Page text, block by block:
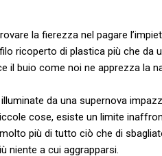
la fierezza nel pagare
ricoperto di plastica più che da
il buio come noi ne apprezza la
da una supernova
cose, esiste un limite
più di tutto ciò che di
niente a cui aggrapparsi.